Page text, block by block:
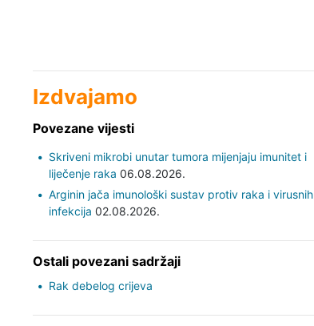
Izdvajamo
Povezane vijesti
Skriveni mikrobi unutar tumora mijenjaju imunitet i
liječenje raka 06.08.2026.
Arginin jača imunološki sustav protiv raka i virusnih
infekcija 02.08.2026.
Ostali povezani sadržaji
Rak debelog crijeva